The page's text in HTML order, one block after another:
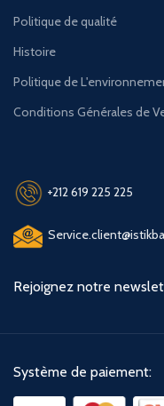
Politique de qualité
Histoire
Politique de
Conditions Générales de
+212 619 225 225
Rejoignez notre
Système de paiement: